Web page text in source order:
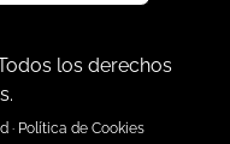
los derechos
· Política de Cookies